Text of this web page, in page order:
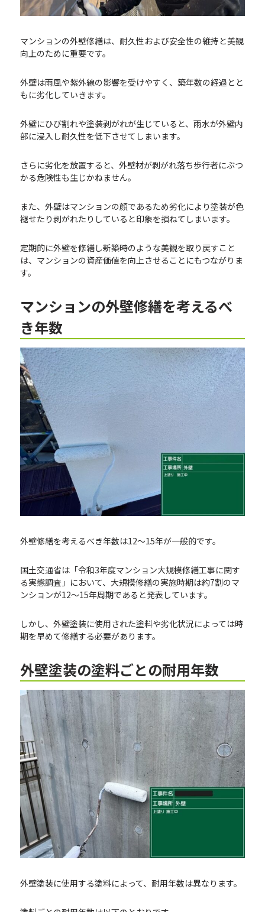
マンションの外壁修繕は、耐久性および安全性の維持と美観
向上のために重要です。
外壁は雨風や紫外線の影響を受けやすく、築年数の経過とと
もに劣化していきます。
外壁にひび割れや塗装剥がれが生じていると、雨水が外壁内
部に浸入し耐久性を低下させてしまいます。
さらに劣化を放置すると、外壁材が剥がれ落ち歩行者にぶつ
かる危険性も生じかねません。
また、外壁はマンションの顔であるため劣化により塗装が色
褪せたり剥がれたりしていると印象を損ねてしまいます。
定期的に外壁を修繕し新築時のような美観を取り戻すこと
は、マンションの資産価値を向上させることにもつながりま
す。
マンションの外壁修繕を考えるべ
き年数
外壁修繕を考えるべき年数は12～15年が一般的です。
国土交通省は「令和3年度マンション大規模修繕工事に関す
る実態調査」において、大規模修繕の実施時期は約7割のマ
ンションが12～15年周期であると発表しています。
しかし、外壁塗装に使用された塗料や劣化状況によっては時
期を早めて修繕する必要があります。
外壁塗装の塗料ごとの耐用年数
外壁塗装に使用する塗料によって、耐用年数は異なります。